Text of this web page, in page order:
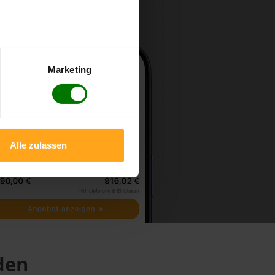
Marketing
Alle zulassen